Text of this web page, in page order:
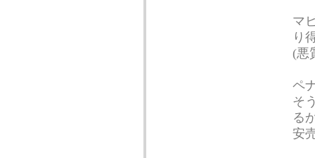
マ
り
(悪
ペ
そ
る
安